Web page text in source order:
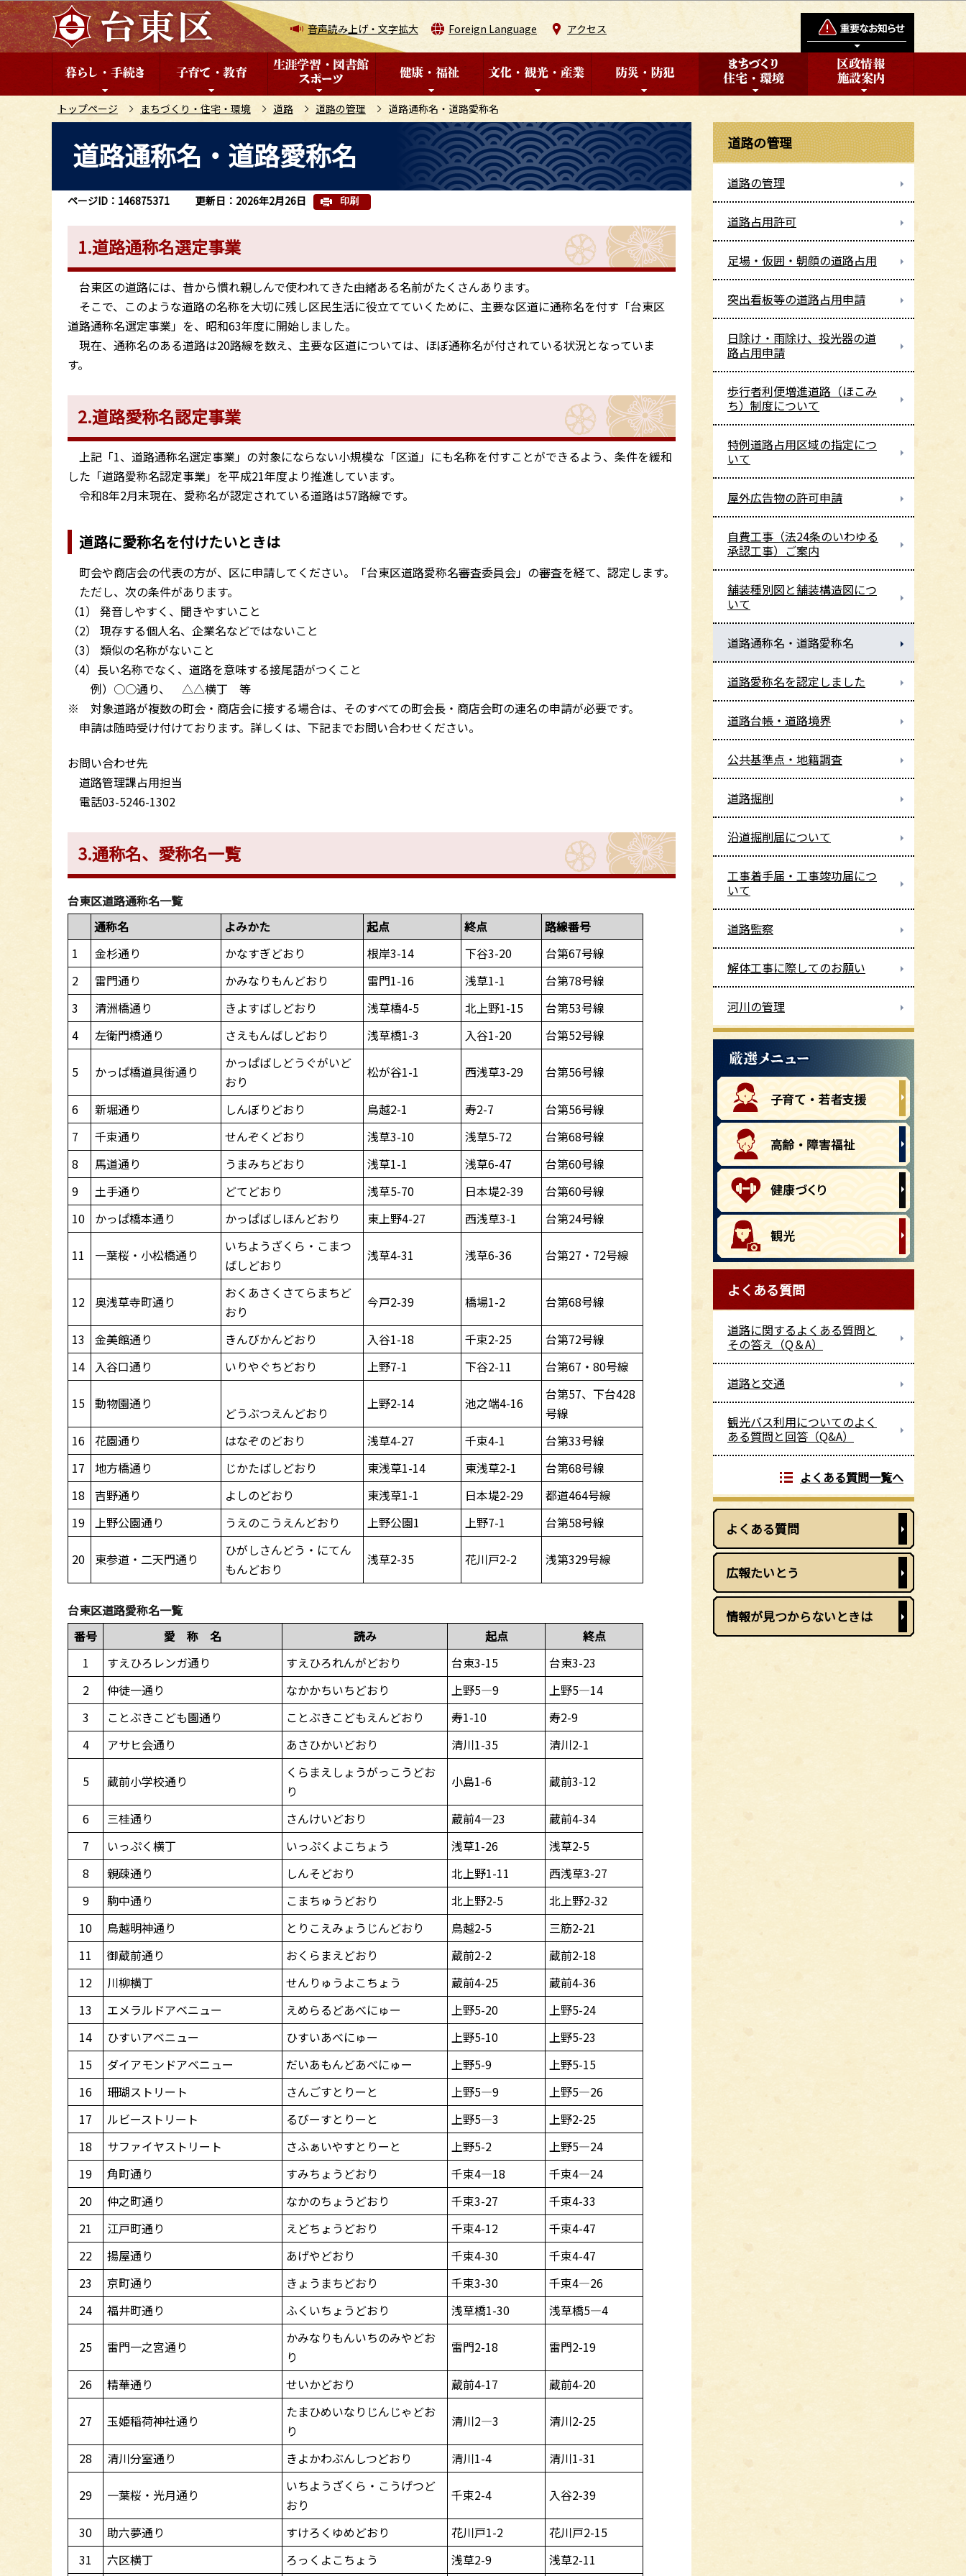
こ
の
ペ
音声読み上げ・文字拡大 Foreign Language アクセス
トップページ まちづくり・住宅・環境 道路 道路の管理 道路通称名・道路愛称名
こ
道路通称名・道路愛称名
ページID：146875371 更新日：2026年2月26日 印刷
1.道路通称名選定事業
台東区の道路には、昔から慣れ親しんで使われてきた由緒ある名前がたくさんあります。
そこで、このような道路の名称を大切に残し区民生活に役立てていくために、主要な区道に通称名を付す「台東区
道路通称名選定事業」を、昭和63年度に開始しました。
現在、通称名のある道路は20路線を数え、主要な区道については、ほぼ通称名が付されている状況となっていま
す。
2.道路愛称名認定事業
上記「1、道路通称名選定事業」の対象にならない小規模な「区道」にも名称を付すことができるよう、条件を緩和
した「道路愛称名認定事業」を平成21年度より推進しています。
令和8年2月末現在、愛称名が認定されている道路は57路線です。
道路に愛称名を付けたいときは
町会や商店会の代表の方が、区に申請してください。「台東区道路愛称名審査委員会」の審査を経て、認定します。
ただし、次の条件があります。
（1） 発音しやすく、聞きやすいこと
（2） 現存する個人名、企業名などではないこと
（3） 類似の名称がないこと
（4）長い名称でなく、道路を意味する接尾語がつくこと
例）○○通り、 △△横丁 等
※ 対象道路が複数の町会・商店会に接する場合は、そのすべての町会長・商店会町の連名の申請が必要です。
申請は随時受け付けております。詳しくは、下記までお問い合わせください。
お問い合わせ先
道路管理課占用担当
電話03-5246-1302
3.通称名、愛称名一覧
台東区道路通称名一覧
通称名
よみかた 起点 終点
路線番号
1
金杉通り かなすぎどおり 根岸3-14 下谷3-20
台第67号線
2
雷門通り かみなりもんどおり 雷門1-16 浅草1-1
台第78号線
3
清洲橋通り きよすばしどおり 浅草橋4-5 北上野1-15
台第53号線
4
左衛門橋通り さえもんばしどおり 浅草橋1-3 入谷1-20 台第52号線
5 かっぱ橋道具街通り
かっぱばしどうぐがいど
おり
松が谷1-1 西浅草3-29 台第56号線
6 新堀通り しんぼりどおり 鳥越2-1 寿2-7
台第56号線
7
千束通り せんぞくどおり 浅草3-10 浅草5-72
台第68号線
8
馬道通り うまみちどおり 浅草1-1 浅草6-47
台第60号線
9
土手通り どてどおり 浅草5-70 日本堤2-39
台第60号線
10
かっぱ橋本通り かっぱばしほんどおり 東上野4-27 西浅草3-1 台第24号線
11 一葉桜・小松橋通り
いちようざくら・こまつ
ばしどおり
浅草4-31 浅草6-36 台第27・72号線
12 奥浅草寺町通り
おくあさくさてらまちど
おり
今戸2-39 橋場1-2 台第68号線
13 金美館通り きんびかんどおり 入谷1-18 千束2-25
台第72号線
14
入谷口通り いりやぐちどおり 上野7-1 下谷2-11 台第67・80号線
15 動物園通り
どうぶつえんどおり
上野2-14 池之端4-16
台第57、下台428
号線
16 花園通り はなぞのどおり 浅草4-27 千束4-1
台第33号線
17
地方橋通り じかたばしどおり 東浅草1-14 東浅草2-1
台第68号線
18
吉野通り よしのどおり 東浅草1-1 日本堤2-29
都道464号線
19 上野公園通り うえのこうえんどおり 上野公園1 上野7-1 台第58号線
20 東参道・二天門通り
ひがしさんどう・にてん
もんどおり
浅草2-35 花川戸2-2 浅第329号線
台東区道路愛称名一覧
番号
愛 称 名 読み 起点
終点
1
すえひろレンガ通り すえひろれんがどおり 台東3-15
台東3-23
2
仲徒一通り なかかちいちどおり 上野5—9
上野5—14
3
ことぶきこども園通り ことぶきこどもえんどおり 寿1-10
寿2-9
4
アサヒ会通り あさひかいどおり 清川1-35 清川2-1
5 蔵前小学校通り
くらまえしょうがっこうどお
り
小島1-6 蔵前3-12
6 三桂通り さんけいどおり 蔵前4—23
蔵前4-34
7
いっぷく横丁 いっぷくよこちょう 浅草1-26
浅草2-5
8
親疎通り しんそどおり 北上野1-11
西浅草3-27
9
駒中通り こまちゅうどおり 北上野2-5
北上野2-32
10
鳥越明神通り とりこえみょうじんどおり 鳥越2-5
三筋2-21
11
御蔵前通り おくらまえどおり 蔵前2-2
蔵前2-18
12
川柳横丁 せんりゅうよこちょう 蔵前4-25
蔵前4-36
13
エメラルドアベニュー えめらるどあべにゅー 上野5-20
上野5-24
14
ひすいアベニュー ひすいあべにゅー 上野5-10
上野5-23
15
ダイアモンドアベニュー だいあもんどあべにゅー 上野5-9
上野5-15
16
珊瑚ストリート さんごすとりーと 上野5—9
上野5—26
17
ルビーストリート るびーすとりーと 上野5—3
上野2-25
18
サファイヤストリート さふぁいやすとりーと 上野5-2
上野5—24
19
角町通り すみちょうどおり 千束4—18
千束4—24
20
仲之町通り なかのちょうどおり 千束3-27
千束4-33
21
江戸町通り えどちょうどおり 千束4-12
千束4-47
22
揚屋通り あげやどおり 千束4-30
千束4-47
23
京町通り きょうまちどおり 千束3-30
千束4—26
24
福井町通り ふくいちょうどおり 浅草橋1-30 浅草橋5—4
25 雷門一之宮通り
かみなりもんいちのみやどお
り
雷門2-18 雷門2-19
26 精華通り せいかどおり 蔵前4-17 蔵前4-20
27 玉姫稲荷神社通り
たまひめいなりじんじゃどお
り
清川2—3 清川2-25
28 清川分室通り きよかわぶんしつどおり 清川1-4 清川1-31
29 一葉桜・光月通り
いちようざくら・こうげつど
おり
千束2-4 入谷2-39
30 助六夢通り すけろくゆめどおり 花川戸1-2
花川戸2-15
31
六区横丁 ろっくよこちょう 浅草2-9 浅草2-11
道路の管理
道路の管理
道路占用許可
足場・仮囲・朝顔の道路占用
突出看板等の道路占用申請
日除け・雨除け、投光器の道
路占用申請
歩行者利便増進道路（ほこみ
ち）制度について
特例道路占用区域の指定につ
いて
屋外広告物の許可申請
自費工事（法24条のいわゆる
承認工事）ご案内
舗装種別図と舗装構造図につ
いて
道路通称名・道路愛称名
道路愛称名を認定しました
道路台帳・道路境界
公共基準点・地籍調査
道路掘削
沿道掘削届について
工事着手届・工事竣功届につ
いて
道路監察
解体工事に際してのお願い
河川の管理
よくある質問
道路に関するよくある質問と
その答え（Q＆A）
道路と交通
観光バス利用についてのよく
ある質問と回答（Q&A）
よくある質問一覧へ
よくある質問
広報たいとう
情報が見つからないときは